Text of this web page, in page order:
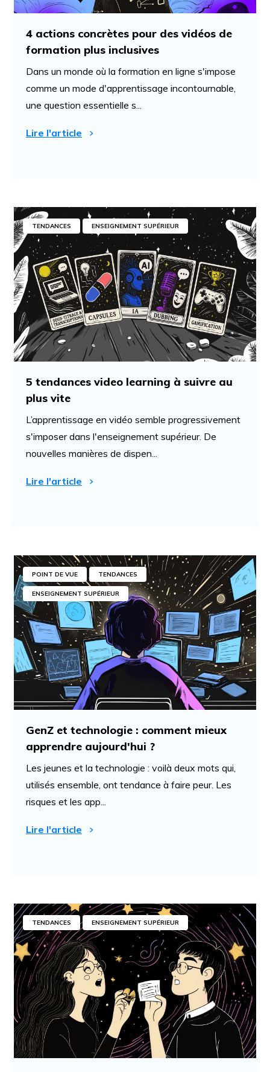
4 actions concrètes pour des vidéos de
formation plus inclusives
Dans un monde où la formation en ligne s'impose
comme un mode d'apprentissage incontournable,
une question essentielle s...
Lire l'article
TENDANCES ENSEIGNEMENT SUPÉRIEUR
5 tendances video learning à suivre au
plus vite
L’apprentissage en vidéo semble progressivement
s'imposer dans l'enseignement supérieur. De
nouvelles manières de dispen...
Lire l'article
POINT DE VUE TENDANCES
ENSEIGNEMENT SUPÉRIEUR
GenZ et technologie : comment mieux
apprendre aujourd'hui ?
Les jeunes et la technologie : voilà deux mots qui,
utilisés ensemble, ont tendance à faire peur. Les
risques et les app...
Lire l'article
TENDANCES ENSEIGNEMENT SUPÉRIEUR